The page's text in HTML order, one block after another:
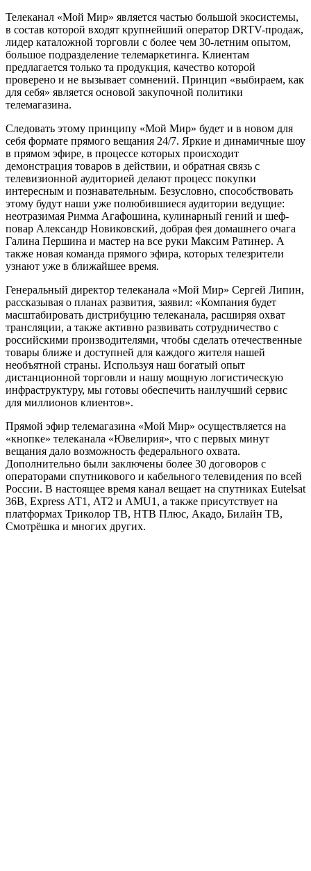
Телеканал «Мой Мир» является частью большой экосистемы,
в состав которой входят крупнейший оператор DRTV-продаж,
лидер каталожной торговли с более чем 30-летним опытом,
большое подразделение телемаркетинга. Клиентам
предлагается только та продукция, качество которой
проверено и не вызывает сомнений. Принцип «выбираем, как
для себя» является основой закупочной политики
телемагазина.
Следовать этому принципу «Мой Мир» будет и в новом для
себя формате прямого вещания 24/7. Яркие и динамичные шоу
в прямом эфире, в процессе которых происходит
демонстрация товаров в действии, и обратная связь с
телевизионной аудиторией делают процесс покупки
интересным и познавательным. Безусловно, способствовать
этому будут наши уже полюбившиеся аудитории ведущие:
неотразимая Римма Агафошина, кулинарный гений и шеф-
повар Александр Новиковский, добрая фея домашнего очага
Галина Першина и мастер на все руки Максим Ратинер. А
также новая команда прямого эфира, которых телезрители
узнают уже в ближайшее время.
Генеральный директор телеканала «Мой Мир» Сергей Липин,
рассказывая о планах развития, заявил: «Компания будет
масштабировать дистрибуцию телеканала, расширяя охват
трансляции, а также активно развивать сотрудничество с
российскими производителями, чтобы сделать отечественные
товары ближе и доступней для каждого жителя нашей
необъятной страны. Используя наш богатый опыт
дистанционной торговли и нашу мощную логистическую
инфраструктуру, мы готовы обеспечить наилучший сервис
для миллионов клиентов».
Прямой эфир телемагазина «Мой Мир» осуществляется на
«кнопке» телеканала «Ювелирия», что с первых минут
вещания дало возможность федерального охвата.
Дополнительно были заключены более 30 договоров с
операторами спутникового и кабельного телевидения по всей
России. В настоящее время канал вещает на спутниках Eutelsat
36B, Express АТ1, АТ2 и AMU1, а также присутствует на
платформах Триколор ТВ, НТВ Плюс, Акадо, Билайн ТВ,
Смотрёшка и многих других.